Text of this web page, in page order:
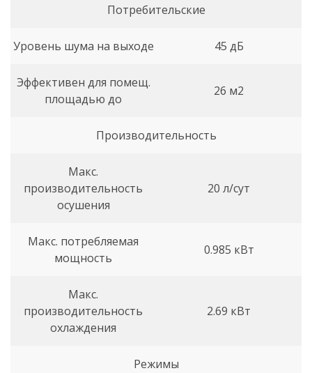
Потребительские
Уровень шума на выходе 45 дБ
Эффективен для помещ.
площадью до
26 м2
Производительность
Макс.
производительность
осушения
20 л/сут
Макс. потребляемая
мощность
0.985 кВт
Макс.
производительность
охлаждения
2.69 кВт
Режимы